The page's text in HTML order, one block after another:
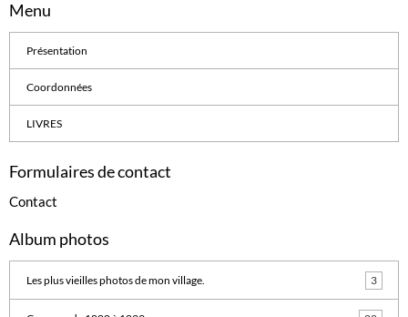
Menu
Présentation
Coordonnées
LIVRES
Formulaires de contact
Contact
Album photos
Les plus vieilles photos de mon village. 3